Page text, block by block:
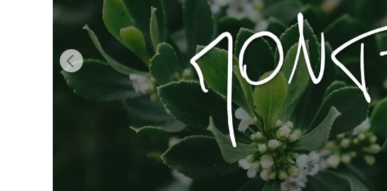
Retusarea produsului Servicii